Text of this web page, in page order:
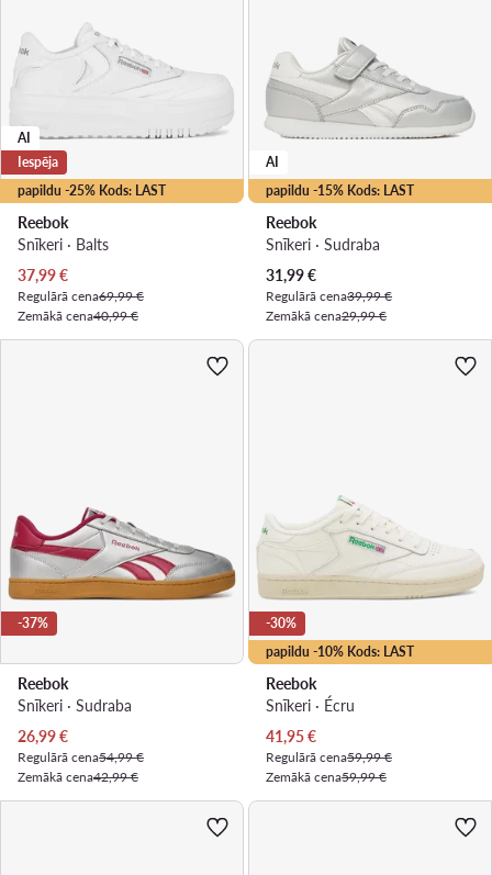
papildu -25% Kods: LAST
AI
Iespēja
Reebok
Snīkeri · Balts
Pašreizējā cena
37,99€
Regulārā cena69,99 €
Zemākā cena40,99 €
papildu -15% Kods: LAST
AI
Reebok
Snīkeri · Sudraba
Pašreizējā cena
31,99€
Regulārā cena39,99 €
Zemākā cena29,99 €
-37%
Reebok
Snīkeri · Sudraba
Pašreizējā cena
26,99€
Regulārā cena54,99 €
Zemākā cena42,99 €
papildu -10% Kods: LAST
-30%
Reebok
Snīkeri · Écru
Pašreizējā cena
41,95€
Regulārā cena59,99 €
Zemākā cena59,99 €